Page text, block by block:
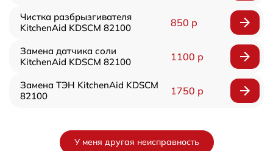
Чистка разбрызгивателя
KitchenAid KDSCM 82100
850 р
Замена датчика соли
KitchenAid KDSCM 82100
1100 р
Замена ТЭН KitchenAid KDSCM
82100
1750 р
У меня другая неисправность